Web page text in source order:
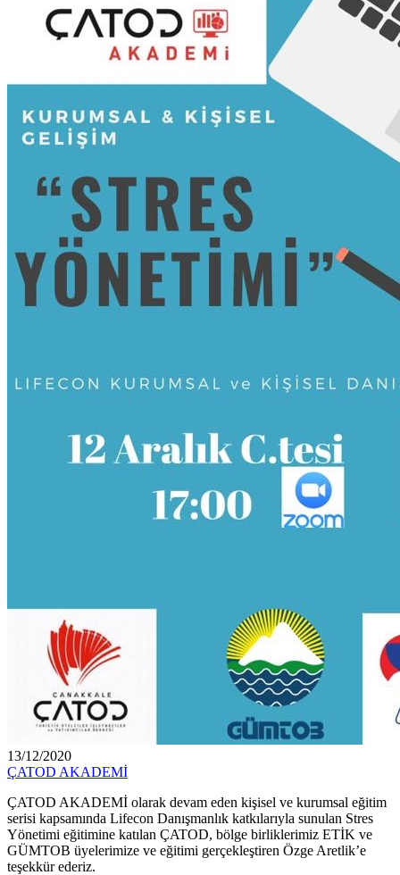
13/12/2020
ÇATOD AKADEMİ
ÇATOD AKADEMİ olarak devam eden kişisel ve kurumsal eğitim
serisi kapsamında Lifecon Danışmanlık katkılarıyla sunulan Stres
Yönetimi eğitimine katılan ÇATOD, bölge birliklerimiz ETİK ve
GÜMTOB üyelerimize ve eğitimi gerçekleştiren Özge Aretlik’e
teşekkür ederiz.